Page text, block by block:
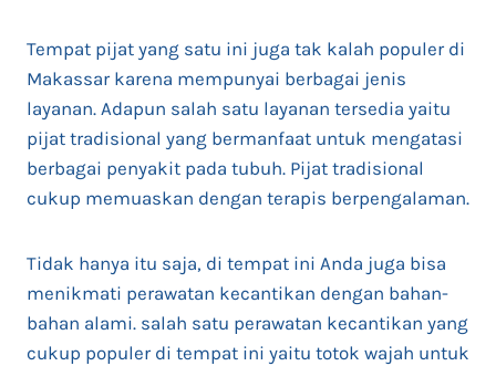
Tempat pijat yang satu ini juga tak kalah populer di
Makassar karena mempunyai berbagai jenis
layanan. Adapun salah satu layanan tersedia yaitu
pijat tradisional yang bermanfaat untuk mengatasi
berbagai penyakit pada tubuh. Pijat tradisional
cukup memuaskan dengan terapis berpengalaman.
Tidak hanya itu saja, di tempat ini Anda juga bisa
menikmati perawatan kecantikan dengan bahan-
bahan alami. salah satu perawatan kecantikan yang
cukup populer di tempat ini yaitu totok wajah untuk